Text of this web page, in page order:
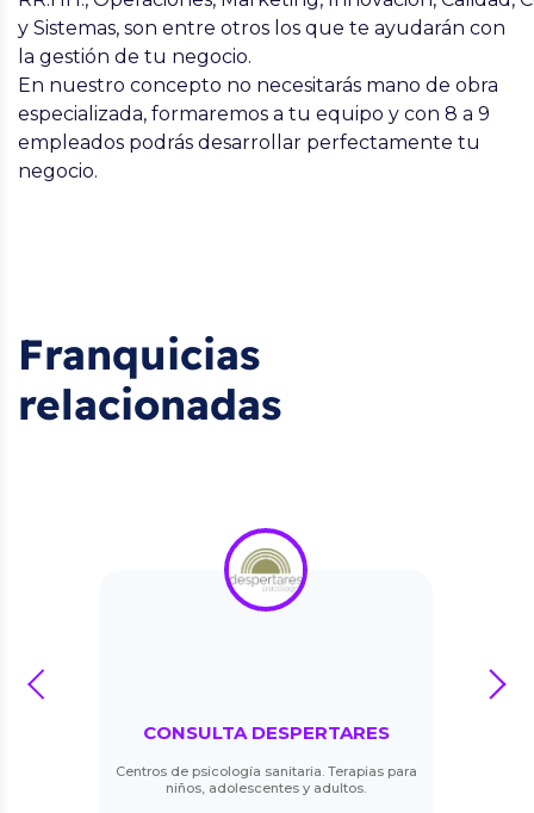
y Sistemas, son entre otros los que te ayudarán con
la gestión de tu negocio.
En nuestro concepto no necesitarás mano de obra
especializada, formaremos a tu equipo y con 8 a 9
empleados podrás desarrollar perfectamente tu
negocio.
Franquicias
relacionadas
CONSULTA DESPERTARES
Centros de psicología sanitaria. Terapias para
niños, adolescentes y adultos.
prev next